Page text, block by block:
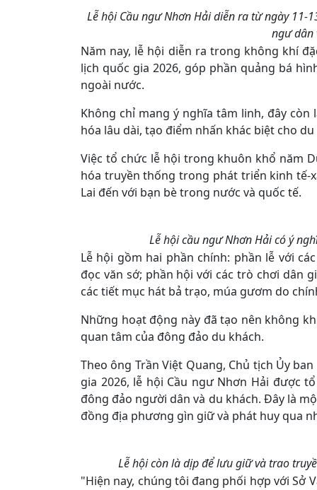
Lễ hội Cầu ngư Nhơn Hải diễn ra từ ngày 11-
ngư dân
Năm nay, lễ hội diễn ra trong không khí
lịch quốc gia 2026, góp phần quảng bá
ngoài nước.
Không chỉ mang ý nghĩa tâm linh, đây
hóa lâu dài, tạo điểm nhấn khác biệt cho du
Việc tổ chức lễ hội trong khuôn khổ năm
hóa truyền thống trong phát triển kinh tế-
Lai đến với bạn bè trong nước và quốc tế.
Lễ hội cầu ngư Nhơn Hải có ý
Lễ hội gồm hai phần chính: phần lễ với
đọc văn sớ; phần hội với các trò chơi dân
các tiết mục hát bả trạo, múa gươm do
Những hoạt động này đã tạo nên không
quan tâm của đông đảo du khách.
Theo ông Trần Việt Quang, Chủ tịch Ủy
gia 2026, lễ hội Cầu ngư Nhơn Hải được
đông đảo người dân và du khách. Đây là
đồng địa phương gìn giữ và phát huy qua
Lễ hội còn là dịp để lưu giữ và trao
"Hiện nay, chúng tôi đang phối hợp với Sở